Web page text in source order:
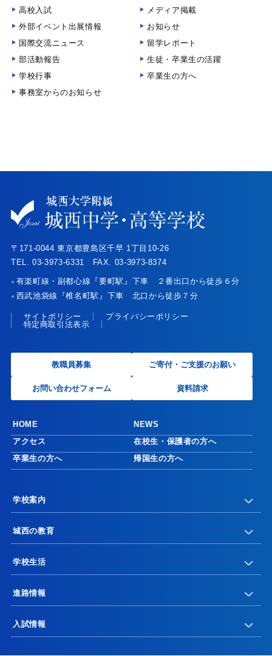
高校入試
メディア掲載
外部イベント出展情報
お知らせ
国際交流ニュース
留学レポート
部活動報告
生徒・卒業生の活躍
学校行事
卒業生の方へ
事務室からのお知らせ
〒171-0044 東京都豊島区千早 1丁目10-26
TEL. 03-3973-6331 FAX. 03-3973-8374
● 有楽町線・副都心線『要町駅』下車 ２番出口から徒歩６分
● 西武池袋線『椎名町駅』下車 北口から徒歩７分
サイトポリシー
プライバシーポリシー
特定商取引法表示
教職員募集 ご寄付・ご支援のお願い
お問い合わせフォーム 資料請求
HOME
NEWS
アクセス
在校生・保護者の方へ
卒業生の方へ
帰国生の方へ
学校案内
城西の教育
学校生活
進路情報
入試情報